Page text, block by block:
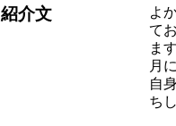
紹介文
よ
て
ます
月
自
ち